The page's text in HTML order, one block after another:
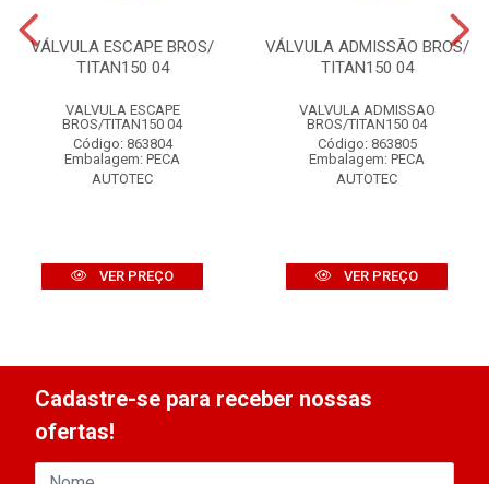
VÁLVULA ESCAPE BROS/
TITAN150 04
VALVULA ESCAPE
BROS/TITAN150 04
Código: 863804
Embalagem: PECA
AUTOTEC
VER PREÇO
VÁLVULA ADMISSÃO BROS/
TITAN150 04
VALVULA ADMISSAO
BROS/TITAN150 04
Código: 863805
Embalagem: PECA
AUTOTEC
VER PREÇO
Cadastre-se para receber nossas
ofertas!